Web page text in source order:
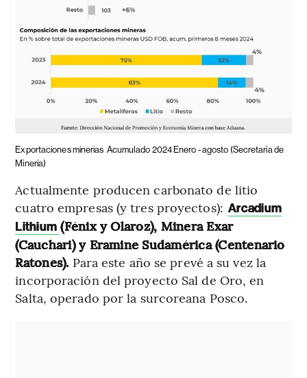
Exportaciones minerias Acumulado 2024 Enero - agosto (Secretaría de
Minería)
Actualmente producen carbonato de litio
cuatro empresas (y tres proyectos): Arcadium
Lithium (Fénix y Olaroz), Minera Exar
(Cauchari) y Eramine Sudamérica (Centenario
Ratones). Para este año se prevé a su vez la
incorporación del proyecto Sal de Oro, en
Salta, operado por la surcoreana Posco.